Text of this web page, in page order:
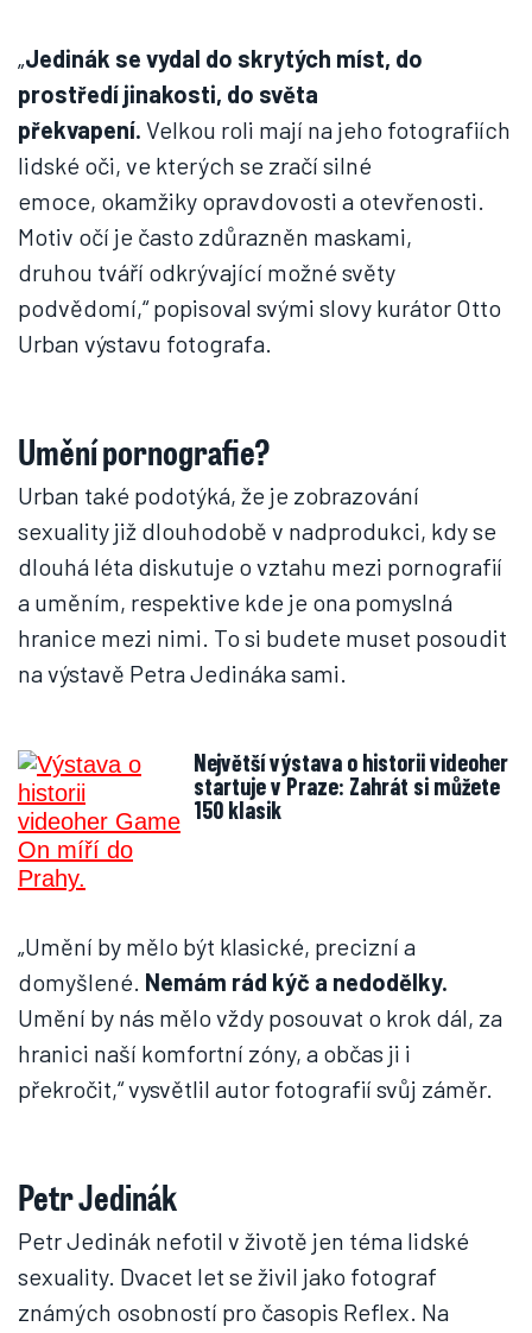
„Jedinák se vydal do skrytých míst, do
prostředí jinakosti, do světa
překvapení. Velkou roli mají na jeho fotografiích
lidské oči, ve kterých se zračí silné
emoce, okamžiky opravdovosti a otevřenosti.
Motiv očí je často zdůrazněn maskami,
druhou tváří odkrývající možné světy
podvědomí,“ popisoval svými slovy kurátor Otto
Urban výstavu fotografa.
Umění pornografie?
Urban také podotýká, že je zobrazování
sexuality již dlouhodobě v nadprodukci, kdy se
dlouhá léta diskutuje o vztahu mezi pornografií
a uměním, respektive kde je ona pomyslná
hranice mezi nimi. To si budete muset posoudit
na výstavě Petra Jedináka sami.
Největší výstava o historii videoher
startuje v Praze: Zahrát si můžete
150 klasik
„Umění by mělo být klasické, precizní a
domyšlené. Nemám rád kýč a nedodělky.
Umění by nás mělo vždy posouvat o krok dál, za
hranici naší komfortní zóny, a občas ji i
překročit,“ vysvětlil autor fotografií svůj záměr.
Petr Jedinák
Petr Jedinák nefotil v životě jen téma lidské
sexuality. Dvacet let se živil jako fotograf
známých osobností pro časopis Reflex. Na